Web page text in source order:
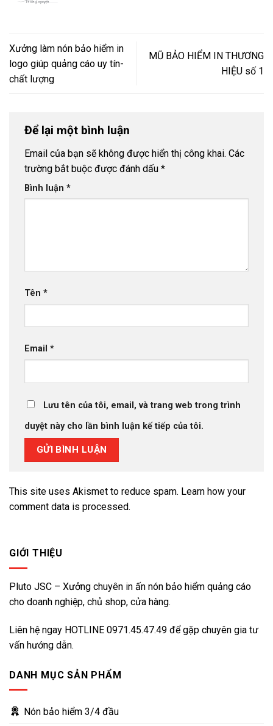
Xưởng làm nón bảo hiểm in
logo giúp quảng cáo uy tín-
chất lượng
MŨ BẢO HIỂM IN THƯƠNG
HIỆU số 1
Để lại một bình luận
Email của bạn sẽ không được hiển thị công khai. Các
trường bắt buộc được đánh dấu *
Bình luận *
Tên *
Email *
Lưu tên của tôi, email, và trang web trong trình
duyệt này cho lần bình luận kế tiếp của tôi.
This site uses Akismet to reduce spam. Learn how your
comment data is processed.
GIỚI THIỆU
Pluto JSC – Xưởng chuyên in ấn nón bảo hiểm quảng cáo
cho doanh nghiệp, chủ shop, cửa hàng.
Liên hệ ngay HOTLINE 0971.45.47.49 để gặp chuyên gia tư
vấn hướng dẫn.
DANH MỤC SẢN PHẨM
Nón bảo hiểm 3/4 đầu